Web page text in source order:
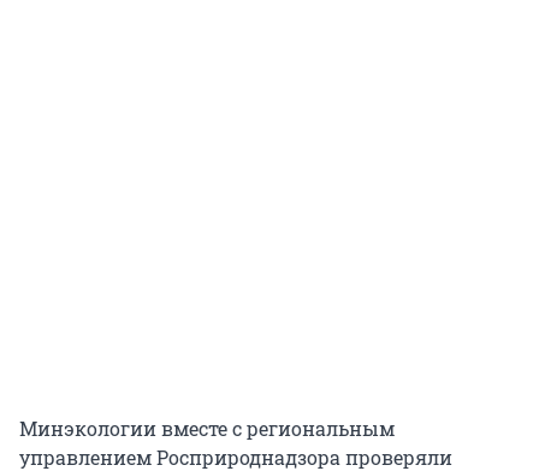
Минэкологии вместе с региональным
управлением Росприроднадзора проверяли